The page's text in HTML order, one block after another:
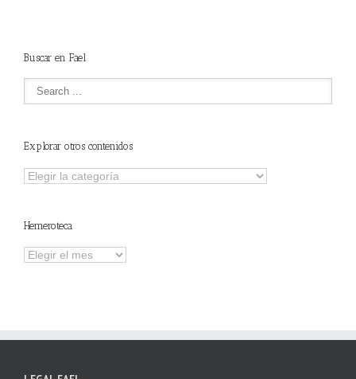
Buscar en Fael
Explorar otros contenidos
Explorar
Hemeroteca
Hemeroteca